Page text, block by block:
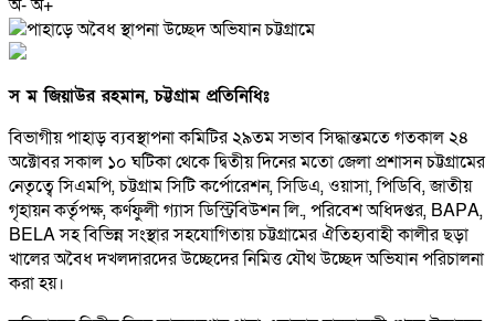
অ-অ+
স ম জিয়াউর রহমান, চট্টগ্রাম প্রতিনিধিঃ
বিভাগীয় পাহাড় ব্যবস্থাপনা কমিটির ২৯তম সভাব সিদ্ধান্তমতে গতকাল ২৪
অক্টোবর সকাল ১০ ঘটিকা থেকে দ্বিতীয় দিনের মতো জেলা প্রশাসন চট্টগ্রামের
নেতৃত্বে সিএমপি, চট্টগ্রাম সিটি কর্পোরেশন, সিডিএ, ওয়াসা, পিডিবি, জাতীয়
গৃহায়ন কর্তৃপক্ষ, কর্ণফুলী গ্যাস ডিস্ট্রিবিউশন লি., পরিবেশ অধিদপ্তর, BAPA,
BELA সহ বিভিন্ন সংস্থার সহযোগিতায় চট্টগ্রামের ঐতিহ্যবাহী কালীর ছড়া
খালের অবৈধ দখলদারদের উচ্ছেদের নিমিত্ত যৌথ উচ্ছেদ অভিযান পরিচালনা
করা হয়।